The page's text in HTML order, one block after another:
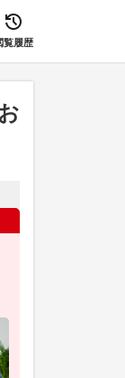
覧履歴